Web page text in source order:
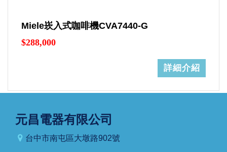
Miele崁入式咖啡機CVA7440-G
$288,000
詳細介紹
元昌電器有限公司
台中市南屯區大墩路902號